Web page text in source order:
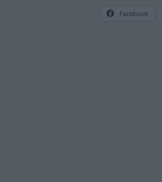
Facebook